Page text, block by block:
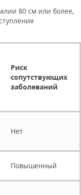
80 см или более,
Риск
сопутствующих
заболеваний
Нет
Повышенный